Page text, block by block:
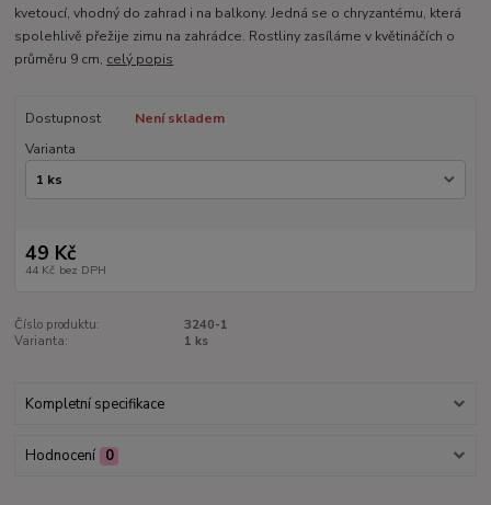
kvetoucí, vhodný do zahrad i na balkony. Jedná se o chryzantému, která
spolehlivě přežije zimu na zahrádce. Rostliny zasíláme v květináčích o
průměru 9 cm, celý popis
Dostupnost
Není skladem
Varianta
49 Kč
44 Kč bez DPH
Číslo produktu:
3240-1
Varianta:
1 ks
Kompletní specifikace
Hodnocení 0